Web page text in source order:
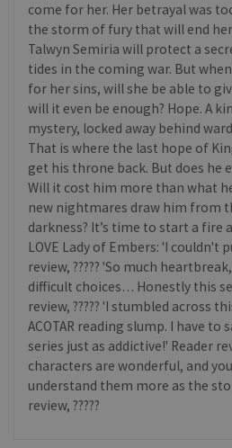
come for her. Her betrayal was
the storm of fury that will end
Talwyn Semiria will protect a
tides in the coming war. But
for her sins, will she be able to
will it even be enough? Hope. A
mystery, locked away behind
That is where the last hope of
get his throne back. But does he
Will it cost him more than what
new nightmares draw him from
darkness? It’s time to start a fire
LOVE Lady of Embers: 'I couldn't
review, ????? 'So much
difficult choices… Honestly this
review, ????? 'I stumbled across
ACOTAR reading slump. I have to
series just as addictive!' Reader
characters are wonderful, and
understand them more as the
review, ?????